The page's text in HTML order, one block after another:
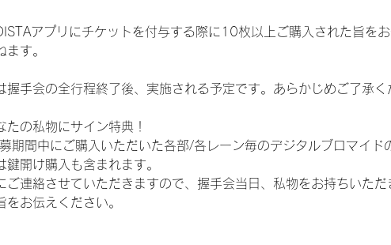
アプリにチケットを付与する際に10枚以上ご購入された旨を
す。
手会の全行程終了後、実施される予定です。あらかじめご了承く
の私物にサイン特典！
期間中にご購入いただいた各部/各レーン毎のデジタルブロマイド
開け購入も含まれます。
ご連絡させていただきますので、握手会当日、私物をお持ちいた
お伝えください。